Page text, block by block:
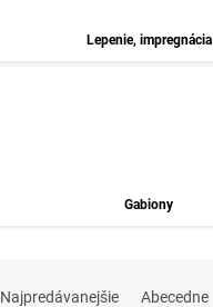
Lepenie, impregnácia
Gabiony
Najpredávanejšie Abecedne